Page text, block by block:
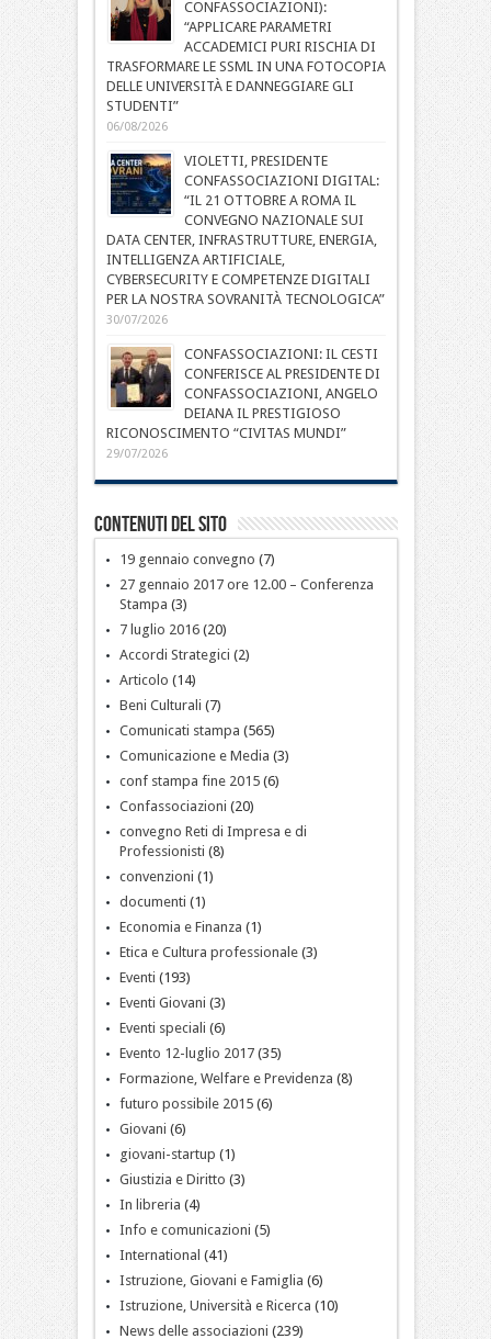
CONFASSOCIAZIONI):
“APPLICARE PARAMETRI
ACCADEMICI PURI RISCHIA DI
TRASFORMARE LE SSML IN UNA FOTOCOPIA
DELLE UNIVERSITÀ E DANNEGGIARE GLI
STUDENTI”
06/08/2026
VIOLETTI, PRESIDENTE
CONFASSOCIAZIONI DIGITAL:
“IL 21 OTTOBRE A ROMA IL
CONVEGNO NAZIONALE SUI
DATA CENTER, INFRASTRUTTURE, ENERGIA,
INTELLIGENZA ARTIFICIALE,
CYBERSECURITY E COMPETENZE DIGITALI
PER LA NOSTRA SOVRANITÀ TECNOLOGICA”
30/07/2026
CONFASSOCIAZIONI: IL CESTI
CONFERISCE AL PRESIDENTE DI
CONFASSOCIAZIONI, ANGELO
DEIANA IL PRESTIGIOSO
RICONOSCIMENTO “CIVITAS MUNDI”
29/07/2026
Contenuti del sito
19 gennaio convegno (7)
27 gennaio 2017 ore 12.00 – Conferenza
Stampa (3)
7 luglio 2016(20)
Accordi Strategici (2)
Articolo (14)
Beni Culturali (7)
Comunicati stampa (565)
Comunicazione e Media (3)
conf stampa fine 2015(6)
Confassociazioni (20)
convegno Reti di Impresa e di
Professionisti (8)
convenzioni (1)
documenti (1)
Economia e Finanza (1)
Etica e Cultura professionale(3)
Eventi (193)
Eventi Giovani (3)
Eventi speciali (6)
Evento 12-luglio 2017(35)
Formazione, Welfare e Previdenza (8)
futuro possibile 2015(6)
Giovani (6)
giovani-startup (1)
Giustizia e Diritto (3)
In libreria (4)
Info e comunicazioni (5)
International (41)
Istruzione, Giovani e Famiglia (6)
Istruzione, Università e Ricerca (10)
News delle associazioni (239)